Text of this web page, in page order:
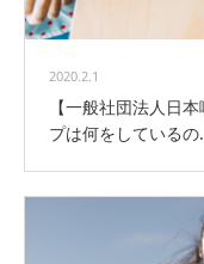
2020.2.1
【一般社団法人日
プは何をしている